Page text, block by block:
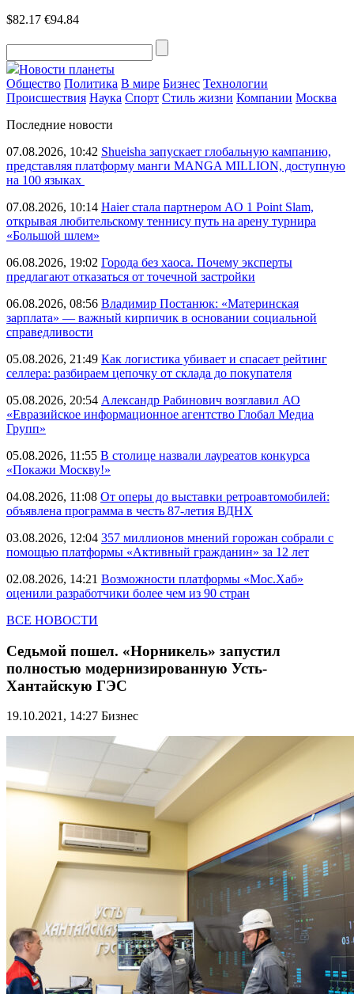
$82.17 €94.84
Новости планеты
Общество Политика В мире Бизнес Технологии
Происшествия Наука Спорт Стиль жизни Компании Москва
Последние новости
07.08.2026, 10:42 Shueisha запускает глобальную кампанию,
представляя платформу манги MANGA MILLION, доступную
на 100 языках
07.08.2026, 10:14 Haier стала партнером AO 1 Point Slam,
открывая любительскому теннису путь на арену турнира
«Большой шлем»
06.08.2026, 19:02 Города без хаоса. Почему эксперты
предлагают отказаться от точечной застройки
06.08.2026, 08:56 Владимир Постанюк: «Материнская
зарплата» — важный кирпичик в основании социальной
справедливости
05.08.2026, 21:49 Как логистика убивает и спасает рейтинг
селлера: разбираем цепочку от склада до покупателя
05.08.2026, 20:54 Александр Рабинович возглавил АО
«Евразийское информационное агентство Глобал Медиа
Групп»
05.08.2026, 11:55 В столице назвали лауреатов конкурса
«Покажи Москву!»
04.08.2026, 11:08 От оперы до выставки ретроавтомобилей:
объявлена программа в честь 87-летия ВДНХ
03.08.2026, 12:04 357 миллионов мнений горожан собрали с
помощью платформы «Активный гражданин» за 12 лет
02.08.2026, 14:21 Возможности платформы «Мос.Хаб»
оценили разработчики более чем из 90 стран
ВСЕ НОВОСТИ
Седьмой пошел. «Норникель» запустил
полностью модернизированную Усть-
Хантайскую ГЭС
19.10.2021, 14:27 Бизнес